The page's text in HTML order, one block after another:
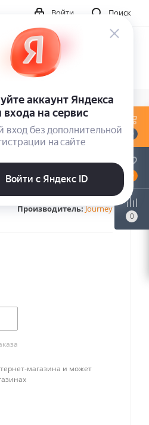
Поиск
Войти
Производитель:Journey
магазина и может
0
0
0